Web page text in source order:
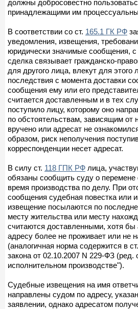
должны добросовестно
принадлежащими им
В соответствии со ст. 165.1 ГК РФ
уведомления, извещения,
юридически значимые сообщения,
сделка связывает гражданско-
для другого лица, влекут для этого
последствия с момента доставки
сообщения ему или его
считается доставленным и в тех
поступило лицу, которому оно
по обстоятельствам, зависящим от
вручено или адресат не
образом, риск неполучения
корреспонденции несет адресат.
В силу ст. 118 ГПК РФ лица,
обязаны сообщить суду о перемене
время производства по делу. При
сообщения судебная повестка или
извещение посылаются по
месту жительства или месту
считаются доставленными, хотя бы
адресу более не проживает или не
(аналогичная норма содержится в
закона от 02.10.2007 N 229-ФЗ (ред.
исполнительном производстве").
Судебные извещения на имя
направлены судом по адресу,
заявлении, однако адресатом